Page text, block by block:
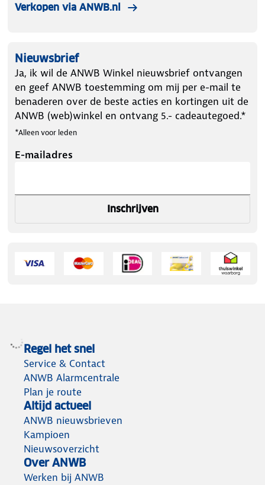
Verkopen via ANWB.nl
Nieuwsbrief
Ja, ik wil de ANWB Winkel nieuwsbrief ontvangen
en geef ANWB toestemming om mij per e-mail te
benaderen over de beste acties en kortingen uit de
ANWB (web)winkel en ontvang 5.- cadeautegoed.*
*Alleen voor leden
E-mailadres
Inschrijven
Regel het snel
Service & Contact
ANWB Alarmcentrale
Plan je route
Altijd actueel
ANWB nieuwsbrieven
Kampioen
Nieuwsoverzicht
Over ANWB
Werken bij ANWB